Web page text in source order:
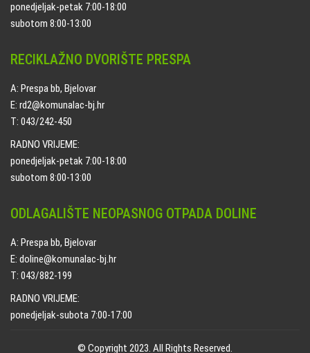
ponedjeljak-petak 7:00-18:00
subotom 8:00-13:00
RECIKLAŽNO DVORIŠTE PRESPA
A: Prespa bb, Bjelovar
E: rd2@komunalac-bj.hr
T: 043/242-450
RADNO VRIJEME:
ponedjeljak-petak 7:00-18:00
subotom 8:00-13:00
ODLAGALIŠTE NEOPASNOG OTPADA DOLINE
A: Prespa bb, Bjelovar
E: doline@komunalac-bj.hr
T: 043/882-199
RADNO VRIJEME:
ponedjeljak-subota 7:00-17:00
© Copyright 2023. All Rights Reserved.